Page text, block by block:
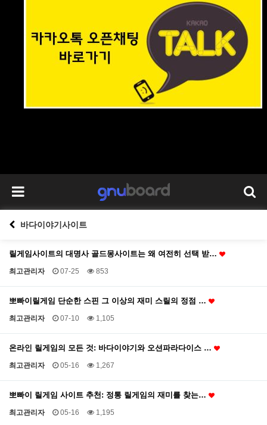
바다이야기사이트
릴게임사이트의 대명사 골드몽사이트는 왜 여전히 선택 받…
최고관리자 07-25 853
뽀빠이릴게임 단순한 스핀 그 이상의 재미 스릴의 정점 …
최고관리자 07-10 1,105
온라인 릴게임의 모든 것: 바다이야기와 오션파라다이스 …
최고관리자 05-16 1,267
뽀빠이 릴게임 사이트 추천: 정통 릴게임의 재미를 찾는…
최고관리자 05-16 1,195